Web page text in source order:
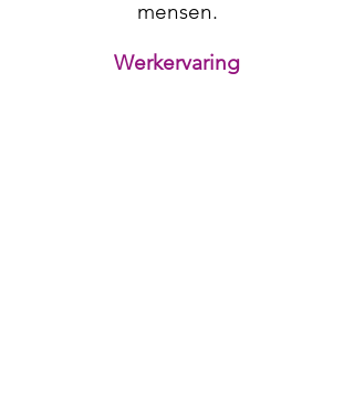
mensen.
Werkervaring